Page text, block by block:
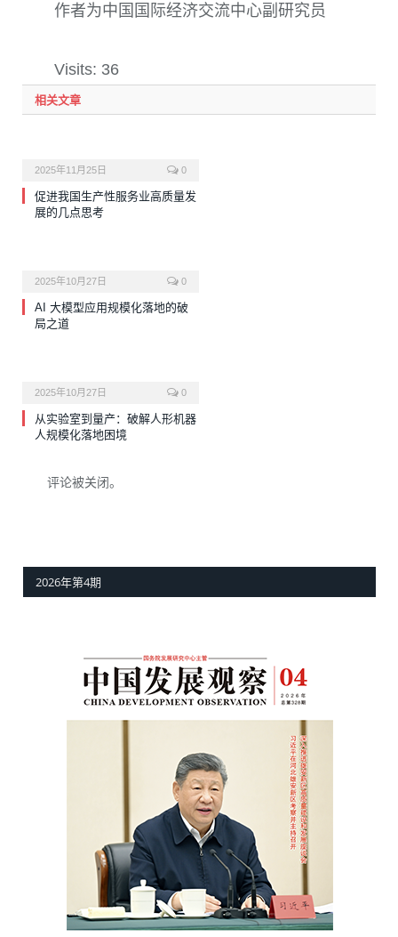
作者为中国国际经济交流中心副研究员
Visits: 36
相关文章
2025年11月25日 0
促进我国生产性服务业高质量发
展的几点思考
2025年10月27日 0
AI 大模型应用规模化落地的破
局之道
2025年10月27日 0
从实验室到量产：破解人形机器
人规模化落地困境
评论被关闭。
2026年第4期